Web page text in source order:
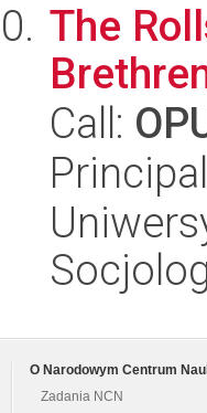
The
Call:
O Narodowym Centrum
Zadania NCN